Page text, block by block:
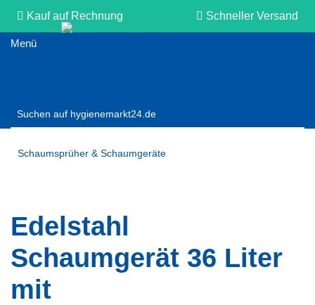
Kauf auf Rechnung Schneller Versand
Schaumsprüher & Schaumgeräte
Edelstahl
Schaumgerät 36 Liter
mit